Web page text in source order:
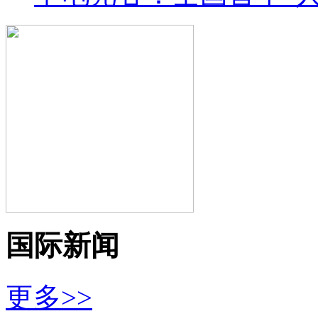
国际新闻
更多>>